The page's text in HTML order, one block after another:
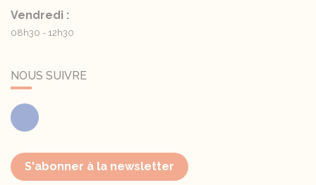
Vendredi :
08h30 - 12h30
NOUS SUIVRE
Facebook
S'abonner à la newsletter